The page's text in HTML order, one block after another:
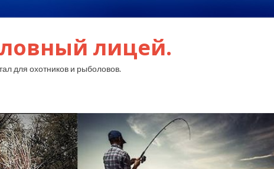
лицей.
для охотников и рыболовов.